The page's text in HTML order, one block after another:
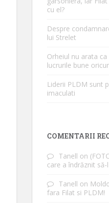
cu el?
Despre
lui Strelet
Orheiul nu arata
lucrurile bune
Liderii PLDM sunt
imaculati
COMENTARII
Tanell on
care a îndrăznit
Tanell on
fara Filat si PLDM!